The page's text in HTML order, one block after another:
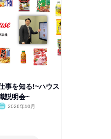
事を知る!~ハウス
説明会~
2026年10月